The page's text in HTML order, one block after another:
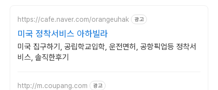
https://cafe.naver.com/orangeuhak 광고
미국 정착서비스 아하빌라
미국 집구하기, 공립학교입학, 운전면허, 공항픽업등 정착서
비스, 솔직한후기
http://m.coupang.com 광고